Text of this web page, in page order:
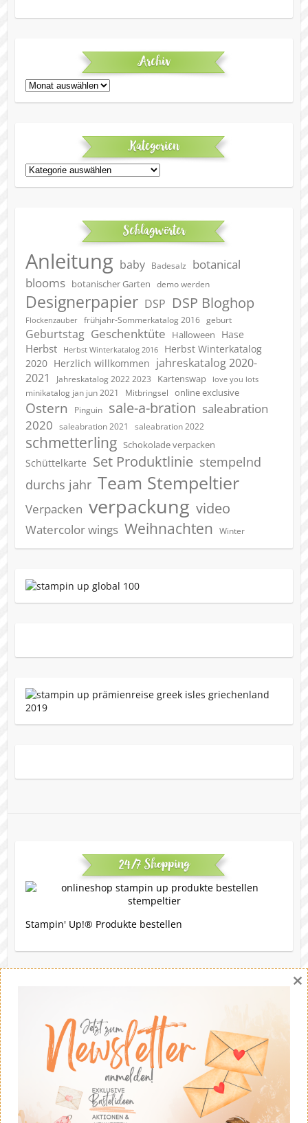
Archiv
Archiv
Kategorien
Kategorien
Schlagwörter
Anleitung baby Badesalz
botanical
blooms botanischer Garten demo werden
Designerpapier DSP DSP Bloghop
Flockenzauber frühjahr-Sommerkatalog 2016 geburt
Geburtstag Geschenktüte Halloween Hase
Herbst Herbst Winterkatalog 2016
Herbst Winterkatalog
2020 Herzlich willkommen jahreskatalog 2020-
2021
Jahreskatalog 2022 2023 Kartenswap love you lots
minikatalog jan jun 2021 Mitbringsel online exclusive
Ostern Pinguin sale-a-bration saleabration
2020
saleabration 2021 saleabration 2022
schmetterling Schokolade verpacken
Schüttelkarte Set Produktlinie stempelnd
durchs jahr Team Stempeltier
Verpacken verpackung video
Watercolor wings Weihnachten Winter
24/7 Shopping
Stampin' Up!® Produkte bestellen
Eine Bitte
Gerne darfst du meine Werke nachbasteln. Die Ideen
stammen - soweit nicht anders angegeben - von mir.
×